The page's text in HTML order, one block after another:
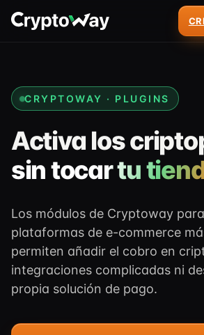
CRYPTOWAY · PLUGINS
Activa los
sin tocar tu
Los módulos de Cryptoway
plataformas de e-commerce
permiten añadir el cobro en
integraciones complicadas ni
propia solución de pago.